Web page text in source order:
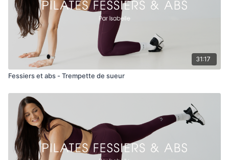
31:17
Fessiers et abs - Trempette de sueur